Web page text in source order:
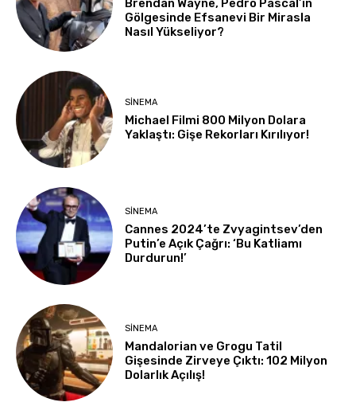
Brendan Wayne, Pedro Pascal’ın
Gölgesinde Efsanevi Bir Mirasla
Nasıl Yükseliyor?
SINEMA
Michael Filmi 800 Milyon Dolara
Yaklaştı: Gişe Rekorları Kırılıyor!
SINEMA
Cannes 2024’te Zvyagintsev’den
Putin’e Açık Çağrı: ‘Bu Katliamı
Durdurun!’
SINEMA
Mandalorian ve Grogu Tatil
Gişesinde Zirveye Çıktı: 102 Milyon
Dolarlık Açılış!